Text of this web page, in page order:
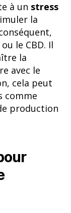
à un stress
la
le CBD. Il
la
avec le
cela peut
comme
production